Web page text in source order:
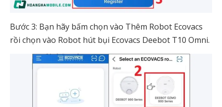
Bước 3: Bạn hãy bấm chọn vào Thêm Robot Ecovacs
rồi chọn vào Robot hút bụi Ecovacs Deebot T10 Omni.